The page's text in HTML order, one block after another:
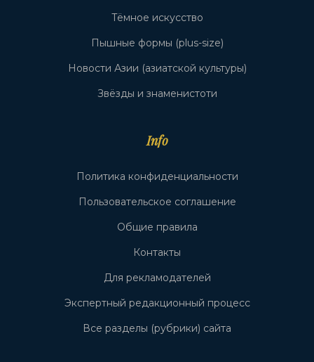
Тёмное искусство
Пышные формы (plus-size)
Новости Азии (азиатской культуры)
Звёзды и знаменистоти
Info
Политика конфиденциальности
Пользовательское соглашение
Общие правила
Контакты
Для рекламодателей
Экспертный редакционный процесс
Все разделы (рубрики) сайта